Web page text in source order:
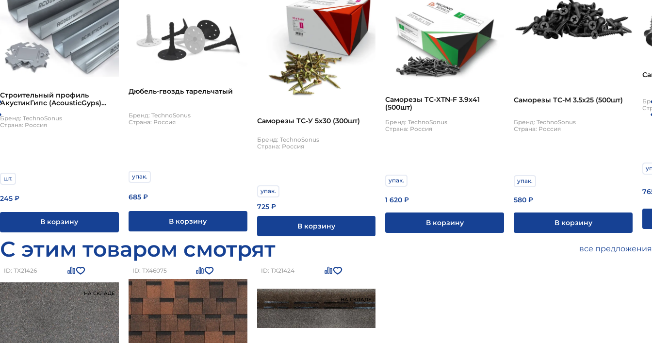
Строительный профиль
АкустикГипс (AcousticGyps)
Бренд: TechnoSonus
Страна: Россия
шт.
245 ₽
В корзину
Дюбель-гвоздь тарельчатый
Бренд: TechnoSonus
Страна: Россия
упак.
685₽
В корзину
Саморезы ТС-У 5х30 (300шт)
Бренд: TechnoSonus
Страна: Россия
упак.
725₽
В корзину
Саморезы ТС-XTN-F 3.9х41
(500шт)
Бренд: TechnoSonus
Страна: Россия
упак.
1 620 ₽
В корзину
Саморезы ТС-М 3.5х25 (500шт)
Бренд: TechnoSonus
Страна: Россия
упак.
580 ₽
В корзину
С этим товаром смотрят все предложения
ID: ТХ21426
НА СКЛАДЕ
ID: ТХ46075 ID: ТХ21424
НА СКЛАДЕ